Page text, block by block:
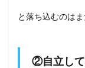
と落ち込むのはま
②自立し